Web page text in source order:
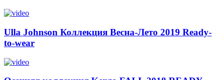
Ulla Johnson Коллекция Весна-Лето 2019 Ready-
to-wear